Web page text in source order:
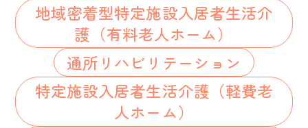
地域密着型特定施設入居者生活介
護（有料老人ホーム）
通所リハビリテーション
特定施設入居者生活介護（軽費老
人ホーム）